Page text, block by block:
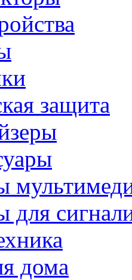
защита
для
дома